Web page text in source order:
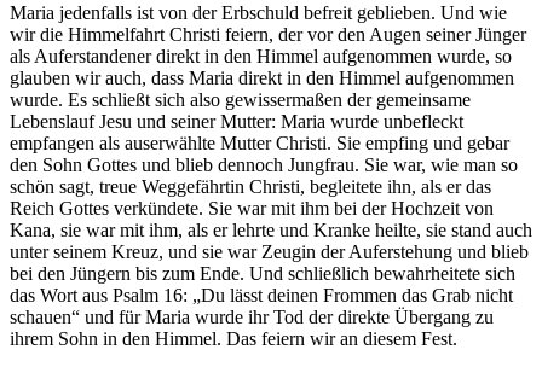
Maria jedenfalls ist von der Erbschuld befreit geblieben. Und wie
wir die Himmelfahrt Christi feiern, der vor den Augen seiner Jünger
als Auferstandener direkt in den Himmel aufgenommen wurde, so
glauben wir auch, dass Maria direkt in den Himmel aufgenommen
wurde. Es schließt sich also gewissermaßen der gemeinsame
Lebenslauf Jesu und seiner Mutter: Maria wurde unbefleckt
empfangen als auserwählte Mutter Christi. Sie empfing und gebar
den Sohn Gottes und blieb dennoch Jungfrau. Sie war, wie man so
schön sagt, treue Weggefährtin Christi, begleitete ihn, als er das
Reich Gottes verkündete. Sie war mit ihm bei der Hochzeit von
Kana, sie war mit ihm, als er lehrte und Kranke heilte, sie stand auch
unter seinem Kreuz, und sie war Zeugin der Auferstehung und blieb
bei den Jüngern bis zum Ende. Und schließlich bewahrheitete sich
das Wort aus Psalm 16: „Du lässt deinen Frommen das Grab nicht
schauen“ und für Maria wurde ihr Tod der direkte Übergang zu
ihrem Sohn in den Himmel. Das feiern wir an diesem Fest.